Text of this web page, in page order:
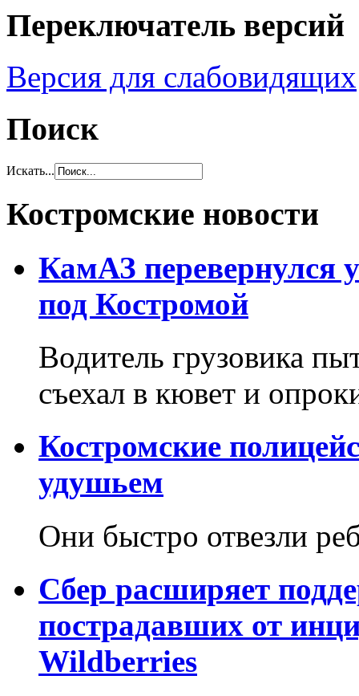
Переключатель версий
Версия для слабовидящих
Поиск
Искать...
Костромские новости
КамАЗ перевернулся
под Костромой
Водитель грузовика
съехал в кювет и
Костромские
удушьем
Они быстро отвезли
Сбер расширяет
пострадавших от
Wildberries